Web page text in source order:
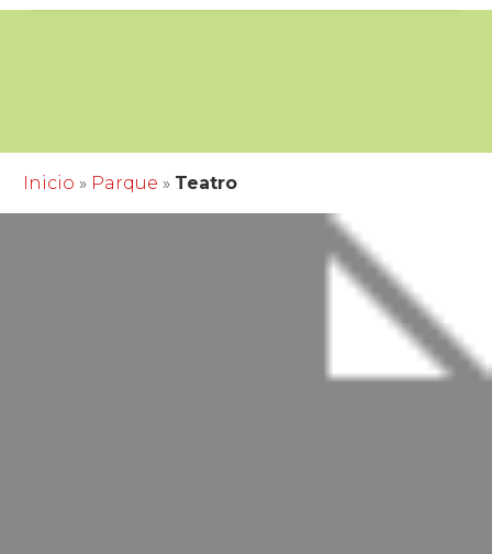
Skip to content
Inicio » Parque » Teatro